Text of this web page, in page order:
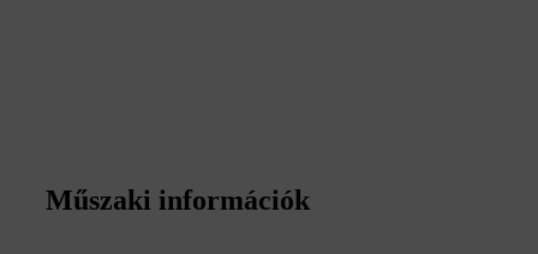
Műszaki információk